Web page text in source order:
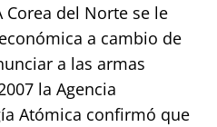
Corea del Norte se le
a cambio de
a las armas
la Agencia
Atómica confirmó que